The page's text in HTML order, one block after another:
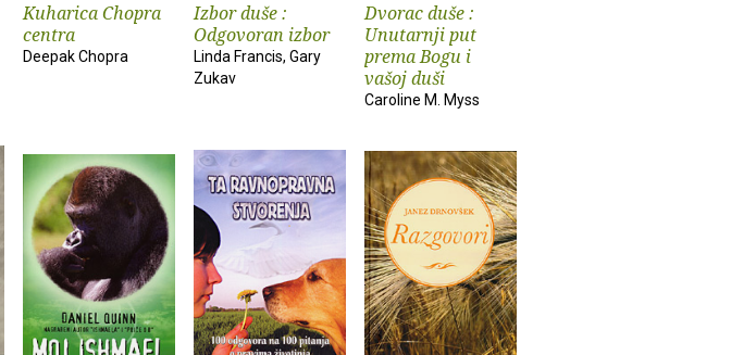
Kuharica Chopra
centra
Deepak Chopra
Izbor duše :
Odgovoran izbor
Linda Francis, Gary
Zukav
Dvorac duše :
Unutarnji put
prema Bogu i
vašoj duši
Caroline M. Myss